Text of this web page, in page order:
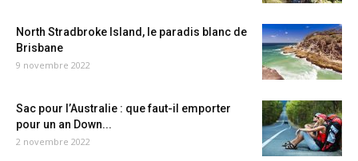
North Stradbroke Island, le paradis blanc de
Brisbane
9 novembre 2022
Sac pour l’Australie : que faut-il emporter
pour un an Down...
2 novembre 2022